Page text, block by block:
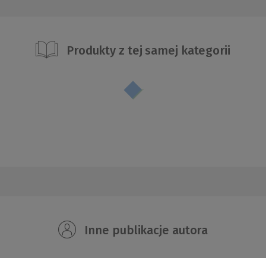
Produkty z tej samej kategorii
Inne publikacje autora